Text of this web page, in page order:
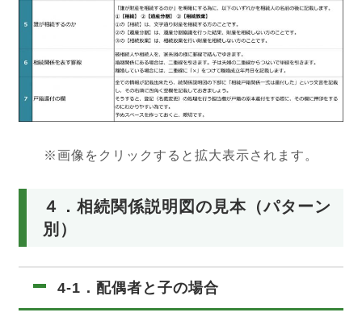
※画像をクリックすると拡大表示されます。
４．相続関係説明図の見本（パターン
別）
4-1．配偶者と子の場合